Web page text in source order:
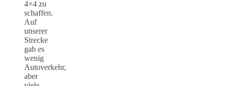
4×4 zu
schaffen.
Auf
unserer
Strecke
gab es
wenig
Autoverkehr,
aber